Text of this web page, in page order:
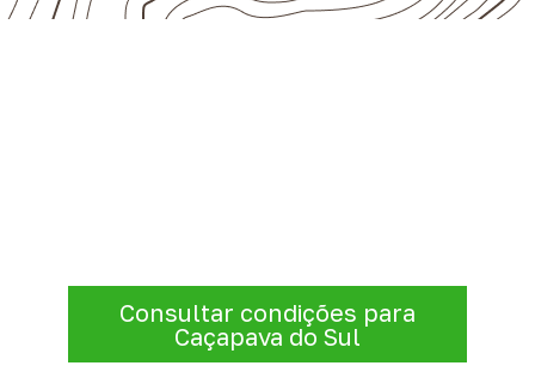
Consultar condições para
Caçapava do Sul